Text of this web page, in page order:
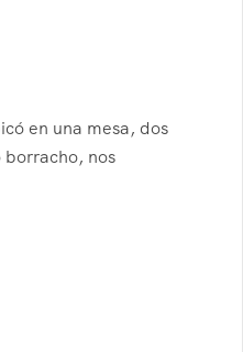
en una mesa, dos
borracho, nos